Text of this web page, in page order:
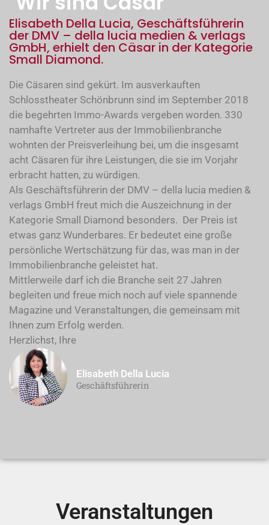
Elisabeth Della Lucia, Geschäftsführerin
der DMV – della lucia medien & verlags
GmbH, erhielt den Cäsar in der Kategorie
Small Diamond.
Die Cäsaren sind gekürt. Im ausverkauften
Schlosstheater Schönbrunn sind im September 2018
die begehrten Immo-Awards vergeben worden. 330
namhafte Vertreter aus der Immobilienbranche
wohnten der Preisverleihung bei, um die insgesamt
acht Cäsaren für ihre Leistungen, die sie im Vorjahr
erbracht hatten, zu würdigen.
Als Geschäftsführerin der DMV – della lucia medien &
verlags GmbH freut mich die Auszeichnung in der
Kategorie Small Diamond besonders. Der Preis ist
etwas ganz Wunderbares. Er bedeutet eine große
persönliche Wertschätzung für das, was man in der
Immobilienbranche geleistet hat.
Mittlerweile darf ich die Branche seit 27 Jahren
begleiten und freue mich noch auf viele spannende
Magazine und Veranstaltungen, die gemeinsam mit
Ihnen zum Erfolg werden.
Herzlichst, Ihre
Elisabeth Della Lucia
Geschäftsführerin
Veranstaltungen